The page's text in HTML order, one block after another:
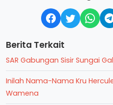
Berita Terkait
SAR Gabungan Sisir Sungai
Inilah Nama-Nama Kru
Wamena